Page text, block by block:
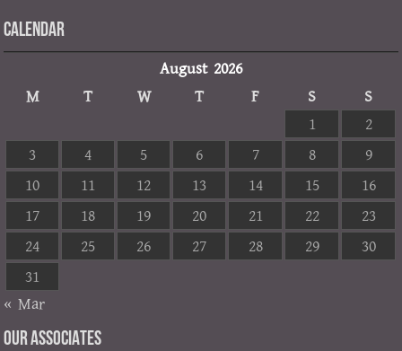
Calendar
August 2026
M
T W T F S
S
1
2
3
4 5 6 7 8
9
10
11 12 13 14 15
16
17
18 19 20 21 22
23
24
25 26 27 28 29
30
31
« Mar
OUR ASSOCIATES